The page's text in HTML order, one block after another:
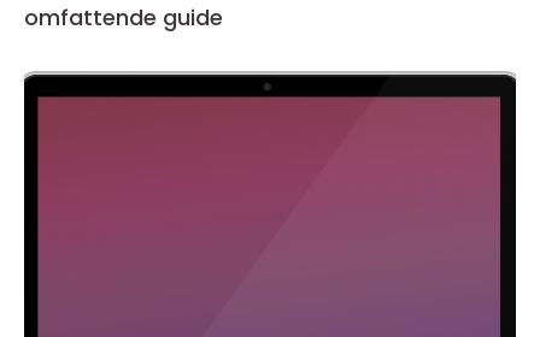
omfattende guide